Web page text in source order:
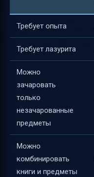
Требует опыта
Требует лазурита
Можно
зачаровать
только
незачарованные
предметы
Можно
комбинировать
книги и предметы